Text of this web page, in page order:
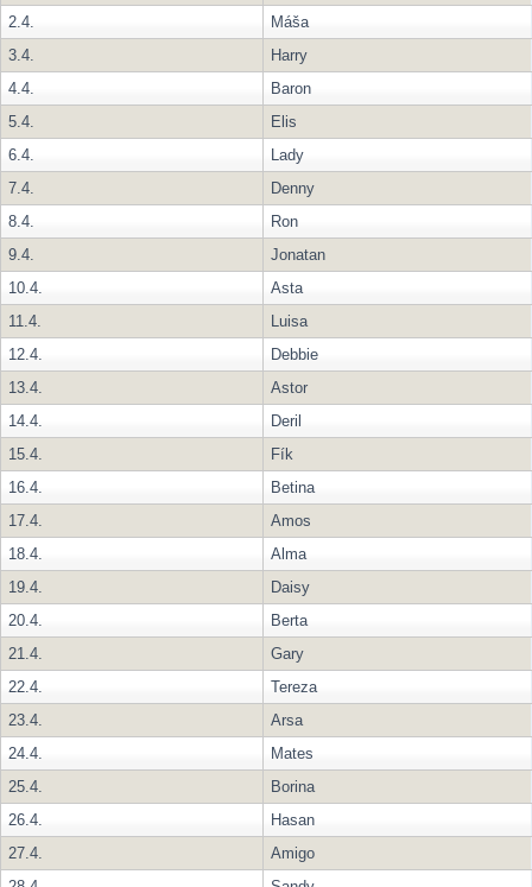
2.4.
Máša
3.4.
Harry
4.4.
Baron
5.4.
Elis
6.4.
Lady
7.4.
Denny
8.4.
Ron
9.4.
Jonatan
10.4.
Asta
11.4.
Luisa
12.4.
Debbie
13.4.
Astor
14.4.
Deril
15.4.
Fík
16.4.
Betina
17.4.
Amos
18.4.
Alma
19.4.
Daisy
20.4.
Berta
21.4.
Gary
22.4.
Tereza
23.4.
Arsa
24.4.
Mates
25.4.
Borina
26.4.
Hasan
27.4.
Amigo